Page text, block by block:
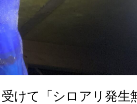
けて「シロアリ発生